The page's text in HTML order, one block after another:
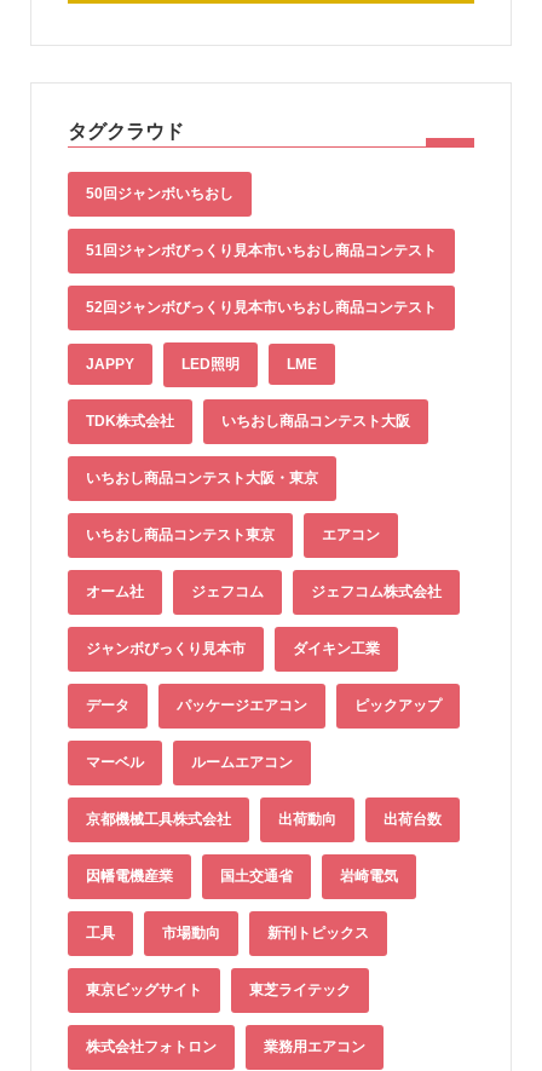
タグクラウド
50回ジャンボいちおし
51回ジャンボびっくり見本市いちおし商品コンテスト
52回ジャンボびっくり見本市いちおし商品コンテスト
JAPPY LED照明 LME
TDK株式会社 いちおし商品コンテスト大阪
いちおし商品コンテスト大阪・東京
いちおし商品コンテスト東京 エアコン
オーム社 ジェフコム ジェフコム株式会社
ジャンボびっくり見本市 ダイキン工業
データ パッケージエアコン ピックアップ
マーベル ルームエアコン
京都機械工具株式会社 出荷動向 出荷台数
因幡電機産業 国土交通省 岩崎電気
工具 市場動向 新刊トピックス
東京ビッグサイト 東芝ライテック
株式会社フォトロン 業務用エアコン